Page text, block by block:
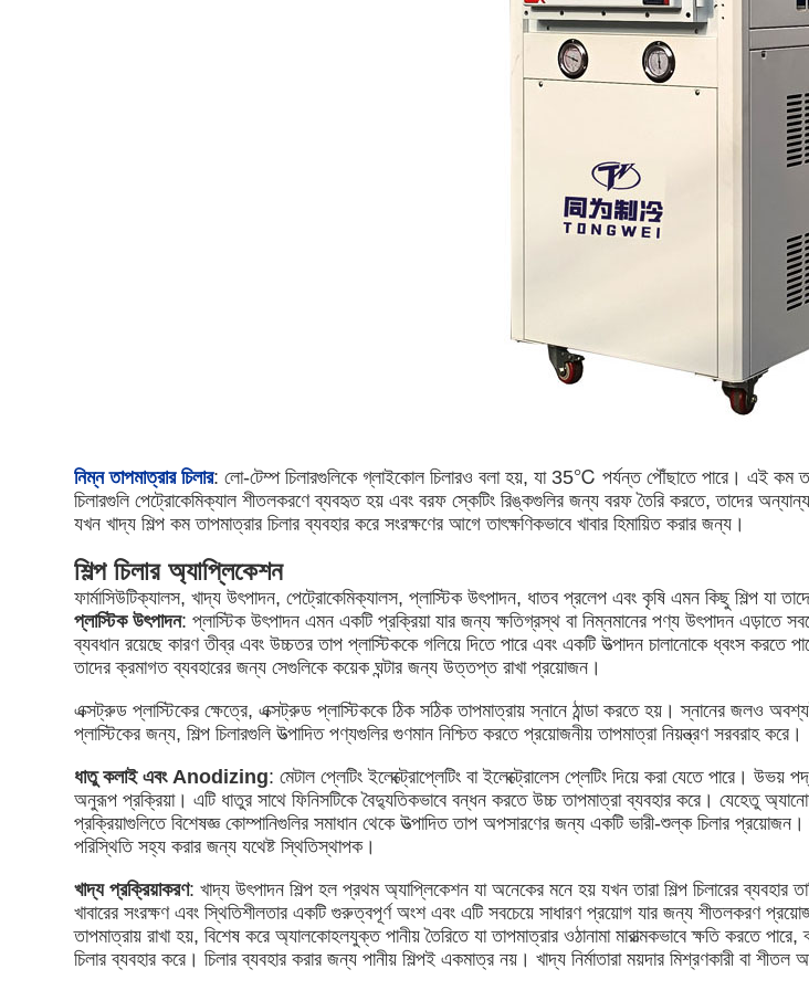
নিম্ন তাপমাত্রার চিলার: লো-টেম্প চিলারগুলিকে গ্লাইকোল চিলারও বলা হয়, যা 35℃ পর্যন্ত পৌঁছাতে পারে। এই কম
চিলারগুলি পেট্রোকেমিক্যাল শীতলকরণে ব্যবহৃত হয় এবং বরফ স্কেটিং রিঙ্কগুলির জন্য বরফ তৈরি করতে, তাদের
যখন খাদ্য শিল্প কম তাপমাত্রার চিলার ব্যবহার করে সংরক্ষণের আগে তাৎক্ষণিকভাবে খাবার হিমায়িত করার জন্য।
শিল্প চিলার অ্যাপ্লিকেশন
ফার্মাসিউটিক্যালস, খাদ্য উৎপাদন, পেট্রোকেমিক্যালস, প্লাস্টিক উৎপাদন, ধাতব প্রলেপ এবং কৃষি এমন কিছু শিল্প যা
প্লাস্টিক উৎপাদন: প্লাস্টিক উৎপাদন এমন একটি প্রক্রিয়া যার জন্য ক্ষতিগ্রস্থ বা নিম্নমানের পণ্য উৎপাদন এড়াতে
ব্যবধান রয়েছে কারণ তীব্র এবং উচ্চতর তাপ প্লাস্টিককে গলিয়ে দিতে পারে এবং একটি উত্পাদন চালানোকে ধ্বংস
তাদের ক্রমাগত ব্যবহারের জন্য সেগুলিকে কয়েক ঘন্টার জন্য উত্তপ্ত রাখা প্রয়োজন।
এক্সট্রুড প্লাস্টিকের ক্ষেত্রে, এক্সট্রুড প্লাস্টিককে ঠিক সঠিক তাপমাত্রায় স্নানে ঠান্ডা করতে হয়। স্নানের জলও
প্লাস্টিকের জন্য, শিল্প চিলারগুলি উত্পাদিত পণ্যগুলির গুণমান নিশ্চিত করতে প্রয়োজনীয় তাপমাত্রা নিয়ন্ত্রণ সরবরাহ করে।
ধাতু কলাই এবং Anodizing: মেটাল প্লেটিং ইলেক্ট্রোপ্লেটিং বা ইলেক্ট্রোলেস প্লেটিং দিয়ে করা যেতে পারে।
অনুরূপ প্রক্রিয়া। এটি ধাতুর সাথে ফিনিসটিকে বৈদ্যুতিকভাবে বন্ধন করতে উচ্চ তাপমাত্রা ব্যবহার করে। যেহেতু
প্রক্রিয়াগুলিতে বিশেষজ্ঞ কোম্পানিগুলির সমাধান থেকে উত্পাদিত তাপ অপসারণের জন্য একটি ভারী-শুল্ক চিলার
পরিস্থিতি সহ্য করার জন্য যথেষ্ট স্থিতিস্থাপক।
খাদ্য প্রক্রিয়াকরণ: খাদ্য উৎপাদন শিল্প হল প্রথম অ্যাপ্লিকেশন যা অনেকের মনে হয় যখন তারা শিল্প চিলারের ব্যবহার
খাবারের সংরক্ষণ এবং স্থিতিশীলতার একটি গুরুত্বপূর্ণ অংশ এবং এটি সবচেয়ে সাধারণ প্রয়োগ যার জন্য শীতলকরণ
তাপমাত্রায় রাখা হয়, বিশেষ করে অ্যালকোহলযুক্ত পানীয় তৈরিতে যা তাপমাত্রার ওঠানামা মারাত্মকভাবে ক্ষতি করতে
চিলার ব্যবহার করে। চিলার ব্যবহার করার জন্য পানীয় শিল্পই একমাত্র নয়। খাদ্য নির্মাতারা ময়দার মিশ্রণকারী বা